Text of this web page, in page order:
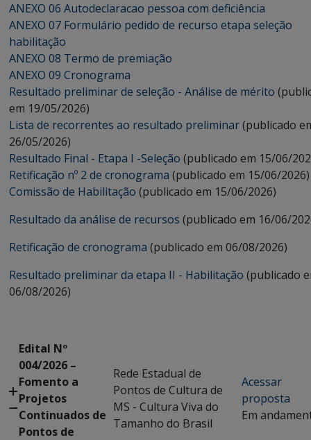
ANEXO 06 Autodeclaracao pessoa com deficiência
ANEXO 07 Formulário pedido de recurso etapa seleção
habilitação
ANEXO 08 Termo de premiação
ANEXO 09 Cronograma
Resultado preliminar de seleção - Análise de mérito
em 19/05/2026)
Lista de recorrentes ao resultado preliminar(publicado
26/05/2026)
Resultado Final - Etapa I -Seleção (publicado em 15/06/
Retificação nº 2 de cronograma (publicado em 15/06/2026)
Comissão de Habilitação (publicado em 15/06/2026)
Resultado da análise de recursos (publicado em 16/06/
Retificação de cronograma (publicado em 06/08/2026)
Resultado preliminar da etapa II - Habilitação (publicado
06/08/2026)
Edital Nº
004/2026 –
Fomento a
Projetos
Continuados de
Pontos de
Rede Estadual de
Pontos de Cultura de
MS - Cultura Viva do
Tamanho do Brasil
Acessar
proposta
Em